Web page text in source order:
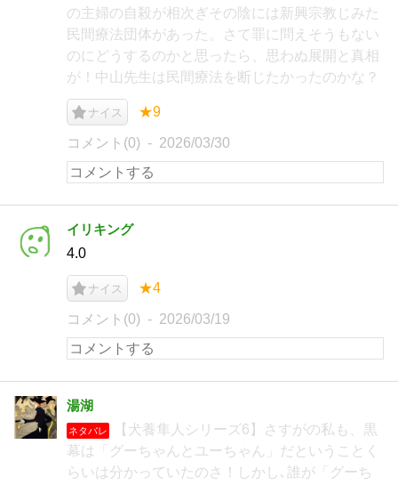
の主婦の自殺が相次ぎその陰には新興宗教じみた
民間療法団体があった。さて罪に問えそうもない
のにどうするのかと思ったら、思わぬ展開と真相
が！中山先生は民間療法を断じたかったのかな？
ナイス ★9
コメント(0) 2026/03/30
イリキング
4.0
ナイス ★4
コメント(0) 2026/03/19
湯湖
ネタバレ
【犬養隼人シリーズ6】さすがの私も、黒
幕は「グーちゃんとユーちゃん」だということく
らいは分かっていたのさ！しかし､誰が「グーち